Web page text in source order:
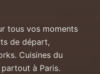
tous vos moments
de départ,
Cuisines du
à Paris.